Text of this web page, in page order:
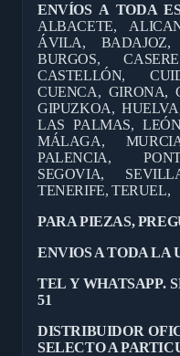
ENVÍOS A TODA
ALBACETE,
ÁVILA, BADAJOZ,
BURGOS,
CASTELLÓN,
CUENCA, GIRONA,
GIPUZKOA,
LAS PALMAS,
MÁLAGA,
PALENCIA,
SEGOVIA,
TENERIFE, TERUEL,
PARA PIEZAS,
ENVIOS A TODA LA
TEL Y WHATSAPP.
51
DISTRIBUIDOR
SELECTO A